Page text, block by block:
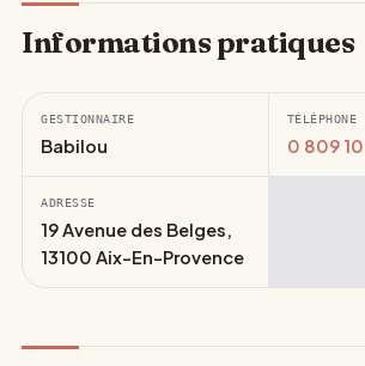
Informations pratiques
GESTIONNAIRE
Babilou
TÉLÉPHONE
0 809
ADRESSE
19 Avenue des Belges,
13100 Aix-En-Provence